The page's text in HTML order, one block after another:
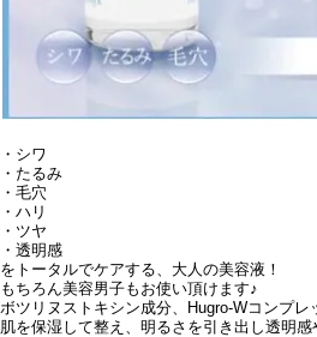
・シワ
・たるみ
・毛穴
・ハリ
・ツヤ
・透明感
をトータルでケアする、大人の美容液！
もちろん美容男子もお使い頂けます♪
ボツリヌストキシン成分、Hugro-Wコンプレ
肌を保湿して整え、明るさを引き出し透明